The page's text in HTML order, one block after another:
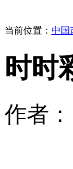
当前位置： 中国
时时
作者